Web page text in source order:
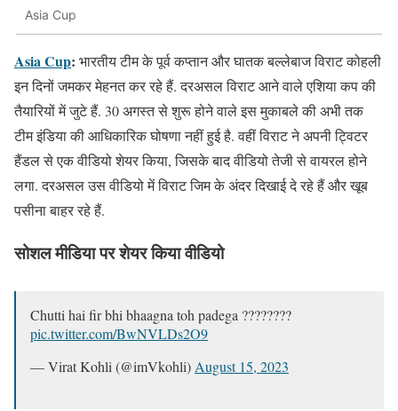
Asia Cup
Asia Cup: भारतीय टीम के पूर्व कप्तान और घातक बल्लेबाज विराट कोहली
इन दिनों जमकर मेहनत कर रहे हैं. दरअसल विराट आने वाले एशिया कप की
तैयारियों में जुटे हैं. 30 अगस्त से शुरू होने वाले इस मुकाबले की अभी तक
टीम इंडिया की आधिकारिक घोषणा नहीं हुई है. वहीं विराट ने अपनी ट्विटर
हैंडल से एक वीडियो शेयर किया, जिसके बाद वीडियो तेजी से वायरल होने
लगा. दरअसल उस वीडियो में विराट जिम के अंदर दिखाई दे रहे हैं और खूब
पसीना बाहर रहे हैं.
सोशल मीडिया पर शेयर किया वीडियो
Chutti hai fir bhi bhaagna toh padega ????????
pic.twitter.com/BwNVLDs2O9
— Virat Kohli (@imVkohli) August 15, 2023